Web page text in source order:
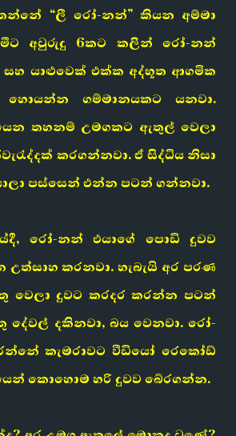
“ලී රෝ-නන්” කියන අම්මා
අවුරුදු 6කට කලින් රෝ-නන්
සහ යාළුවෙක් එක්ක අද්භූත ආගමික
හොයන්න ගම්මානයකට යනවා.
තහනම් උමගකට ඇතුල් වෙලා
කරගන්නවා. ඒ සිද්ධිය නිසා
පස්සෙන් එන්න පටන් ගන්නවා.
රෝ-නන් එයාගේ පොඩි දුවව
කරනවා. හැබැයි අර පරණ
වෙලා දුවට කරදර කරන්න පටන්
දේවල් දකිනවා, බය වෙනවා. රෝ-
කැමරාවට වීඩියෝ රෙකෝඩ්
කොහොම හරි දුවව බේරගන්න.